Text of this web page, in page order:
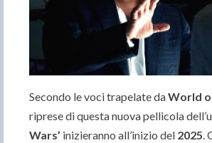
Secondo le voci trapelate daWorld
riprese di questa nuova pellicola
Wars’ inizieranno all’inizio del 2025.